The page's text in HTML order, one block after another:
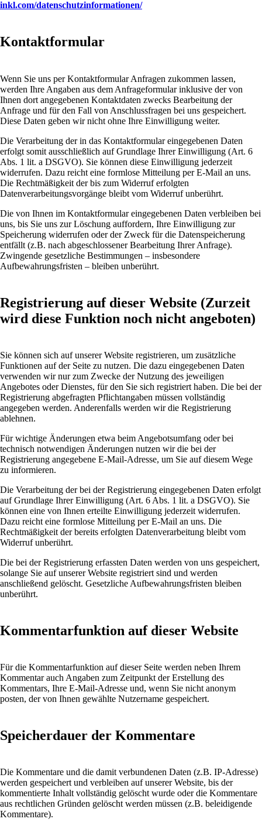
inkl.com/datenschutzinformationen/
Kontaktformular
Wenn Sie uns per Kontaktformular Anfragen zukommen lassen,
werden Ihre Angaben aus dem Anfrageformular inklusive der von
Ihnen dort angegebenen Kontaktdaten zwecks Bearbeitung der
Anfrage und für den Fall von Anschlussfragen bei uns gespeichert.
Diese Daten geben wir nicht ohne Ihre Einwilligung weiter.
Die Verarbeitung der in das Kontaktformular eingegebenen Daten
erfolgt somit ausschließlich auf Grundlage Ihrer Einwilligung (Art. 6
Abs. 1 lit. a DSGVO). Sie können diese Einwilligung jederzeit
widerrufen. Dazu reicht eine formlose Mitteilung per E-Mail an uns.
Die Rechtmäßigkeit der bis zum Widerruf erfolgten
Datenverarbeitungsvorgänge bleibt vom Widerruf unberührt.
Die von Ihnen im Kontaktformular eingegebenen Daten verbleiben bei
uns, bis Sie uns zur Löschung auffordern, Ihre Einwilligung zur
Speicherung widerrufen oder der Zweck für die Datenspeicherung
entfällt (z.B. nach abgeschlossener Bearbeitung Ihrer Anfrage).
Zwingende gesetzliche Bestimmungen – insbesondere
Aufbewahrungsfristen – bleiben unberührt.
Registrierung auf dieser Website (Zurzeit
wird diese Funktion noch nicht angeboten)
Sie können sich auf unserer Website registrieren, um zusätzliche
Funktionen auf der Seite zu nutzen. Die dazu eingegebenen Daten
verwenden wir nur zum Zwecke der Nutzung des jeweiligen
Angebotes oder Dienstes, für den Sie sich registriert haben. Die bei der
Registrierung abgefragten Pflichtangaben müssen vollständig
angegeben werden. Anderenfalls werden wir die Registrierung
ablehnen.
Für wichtige Änderungen etwa beim Angebotsumfang oder bei
technisch notwendigen Änderungen nutzen wir die bei der
Registrierung angegebene E-Mail-Adresse, um Sie auf diesem Wege
zu informieren.
Die Verarbeitung der bei der Registrierung eingegebenen Daten erfolgt
auf Grundlage Ihrer Einwilligung (Art. 6 Abs. 1 lit. a DSGVO). Sie
können eine von Ihnen erteilte Einwilligung jederzeit widerrufen.
Dazu reicht eine formlose Mitteilung per E-Mail an uns. Die
Rechtmäßigkeit der bereits erfolgten Datenverarbeitung bleibt vom
Widerruf unberührt.
Die bei der Registrierung erfassten Daten werden von uns gespeichert,
solange Sie auf unserer Website registriert sind und werden
anschließend gelöscht. Gesetzliche Aufbewahrungsfristen bleiben
unberührt.
Kommentarfunktion auf dieser Website
Für die Kommentarfunktion auf dieser Seite werden neben Ihrem
Kommentar auch Angaben zum Zeitpunkt der Erstellung des
Kommentars, Ihre E-Mail-Adresse und, wenn Sie nicht anonym
posten, der von Ihnen gewählte Nutzername gespeichert.
Speicherdauer der Kommentare
Die Kommentare und die damit verbundenen Daten (z.B. IP-Adresse)
werden gespeichert und verbleiben auf unserer Website, bis der
kommentierte Inhalt vollständig gelöscht wurde oder die Kommentare
aus rechtlichen Gründen gelöscht werden müssen (z.B. beleidigende
Kommentare).